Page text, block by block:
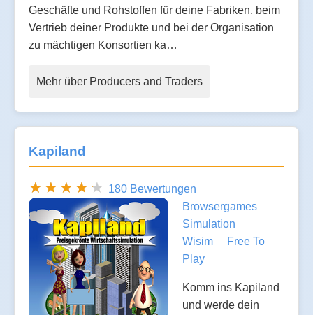
Geschäfte und Rohstoffen für deine Fabriken, beim
Vertrieb deiner Produkte und bei der Organisation
zu mächtigen Konsortien ka…
Mehr über Producers and Traders
Kapiland
180 Bewertungen
Browsergames
Simulation
Wisim
Free To
Play
Komm ins Kapiland
und werde dein